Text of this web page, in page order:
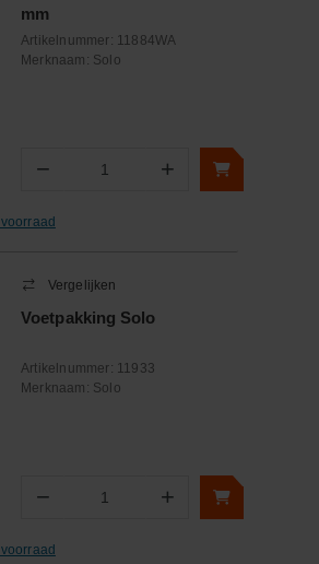
mm
Artikelnummer: 11884WA
Merknaam: Solo
− Aantal +
Vergelijken
Voetpakking Solo
Artikelnummer: 11933
Merknaam: Solo
− Aantal +